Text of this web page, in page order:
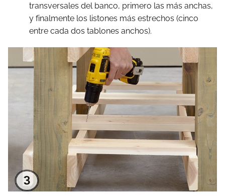
transversales del banco, primero las más anchas,
y finalmente los listones más estrechos (cinco
entre cada dos tablones anchos).